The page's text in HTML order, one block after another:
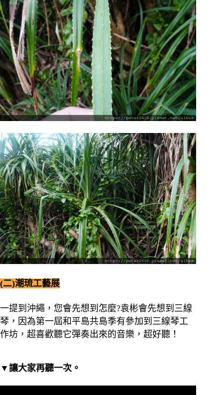
(二)潮琉工藝展
一提到沖繩，您會先想到怎麼?袁彬會先想到三線
琴，因為第一屆和平島共島季有參加到三線琴工
作坊，超喜歡聽它彈奏出來的音樂，超好聽！
▼讓大家再聽一次。